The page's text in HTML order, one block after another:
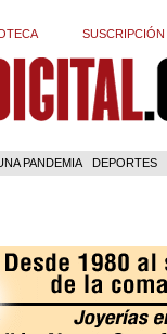
SUSCRIPCIÓN
PANDEMIA DEPORTES